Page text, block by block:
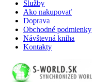
Služby
Ako nakupovať
Doprava
Obchodné podmienky
Návštevná kniha
Kontakty